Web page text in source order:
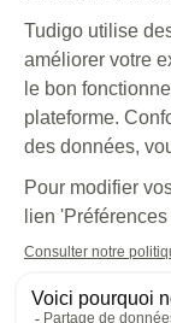
Tudigo est une
Marchés
Services de
Tudigo
Notre histoire
Espace presse
Contacter notre
Questions
Centre d'aide
Nos histoires
CGU